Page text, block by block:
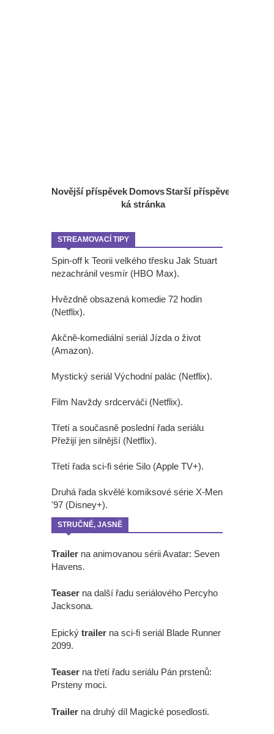
Novější příspěvek Starší příspěvek
Domovs
ká stránka
STREAMOVACÍ TIPY
Spin-off k Teorii velkého třesku Jak Stuart
nezachránil vesmír (HBO Max).
Hvězdně obsazená komedie 72 hodin
(Netflix).
Akčně-komediální seriál Jízda o život
(Amazon).
Mystický seriál Východní palác (Netflix).
Film Navždy srdcerváči (Netflix).
Třetí a současně poslední řada seriálu
Přežijí jen silnější (Netflix).
Třetí řada sci-fi série Silo (Apple TV+).
Druhá řada skvělé komiksové série X-Men
'97 (Disney+).
STRUČNĚ, JASNĚ
Trailer na animovanou sérii Avatar: Seven
Havens.
Teaser na další řadu seriálového Percyho
Jacksona.
Epický trailer na sci-fi seriál Blade Runner
2099.
Teaser na třetí řadu seriálu Pán prstenů:
Prsteny moci.
Trailer na druhý díl Magické posedlosti.